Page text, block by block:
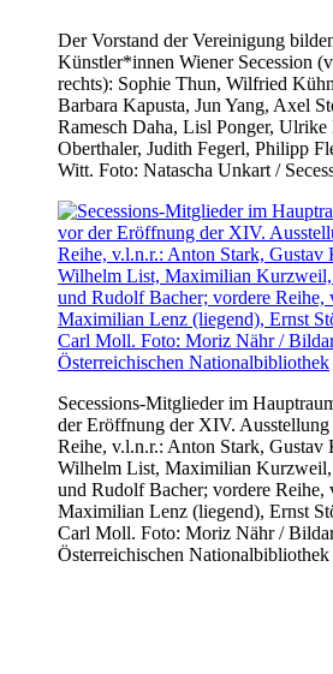
Der Vorstand der Vereinigung
Künstler*innen Wiener Secession
rechts): Sophie Thun, Wilfried
Barbara Kapusta, Jun Yang, Axel
Ramesch Daha, Lisl Ponger,
Oberthaler, Judith Fegerl, Philipp
Witt. Foto: Natascha Unkart /
Secessions-Mitglieder im
der Eröffnung der XIV. Ausstellung
Reihe, v.l.n.r.: Anton Stark,
Wilhelm List, Maximilian
und Rudolf Bacher; vordere Reihe,
Maximilian Lenz (liegend), Ernst
Carl Moll. Foto: Moriz Nähr /
Österreichischen Nationalbibliothek